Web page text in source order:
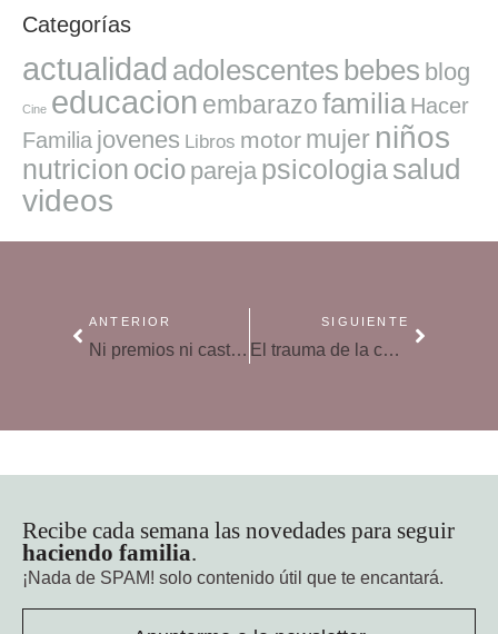
Categorías
actualidad adolescentes bebes blog
Cine educacion embarazofamilia Hacer
Familia jovenes Libros motor mujer niños
nutricion ocio pareja psicologiasalud
videos
ANTERIOR
Ni premios ni castigos: el tiro saldrá por la culata
SIGUIENTE
El trauma de la carita triste
Recibe cada semana las novedades para seguir
haciendo familia.
¡Nada de SPAM! solo contenido útil que te encantará.